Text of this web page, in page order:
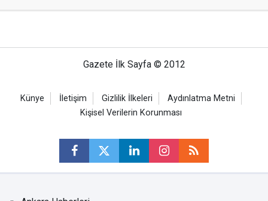
Gazete İlk Sayfa © 2012
Künye İletişim Gizlilik İlkeleri
Aydınlatma Metni
Kişisel Verilerin Korunması